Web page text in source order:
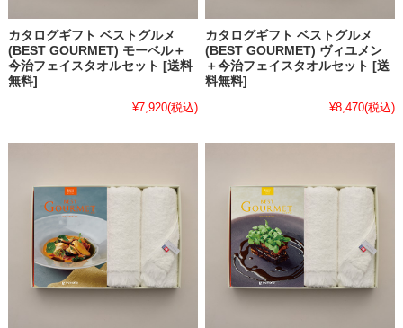
カタログギフト ベストグルメ
(BEST GOURMET) モーベル＋
今治フェイスタオルセット [送料
無料]
¥7,920(税込)
カタログギフト ベストグルメ
(BEST GOURMET) ヴィユメン
＋今治フェイスタオルセット [送
料無料]
¥8,470(税込)